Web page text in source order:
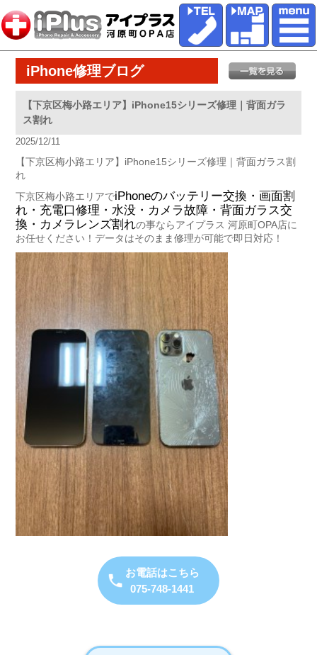
iPhone修理ブログ
【下京区梅小路エリア】iPhone15シリーズ修理｜背面ガラ
ス割れ
2025/12/11
【下京区梅小路エリア】iPhone15シリーズ修理｜背面ガラス割
れ
下京区梅小路エリアでiPhoneのバッテリー交換・画面割
れ・充電口修理・水没・カメラ故障・背面ガラス交
換・カメラレンズ割れの事ならアイプラス 河原町OPA店に
お任せください！データはそのまま修理が可能で即日対応！
お電話はこちら
075-748-1441